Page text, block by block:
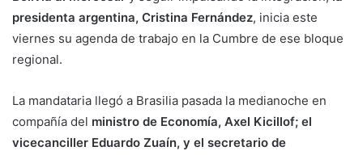
presidenta argentina, Cristina Fernández, inicia este
viernes su agenda de trabajo en la Cumbre de ese bloque
regional.
La mandataria llegó a Brasilia pasada la medianoche en
compañía del ministro de Economía, Axel Kicillof; el
vicecanciller Eduardo Zuaín, y el secretario de